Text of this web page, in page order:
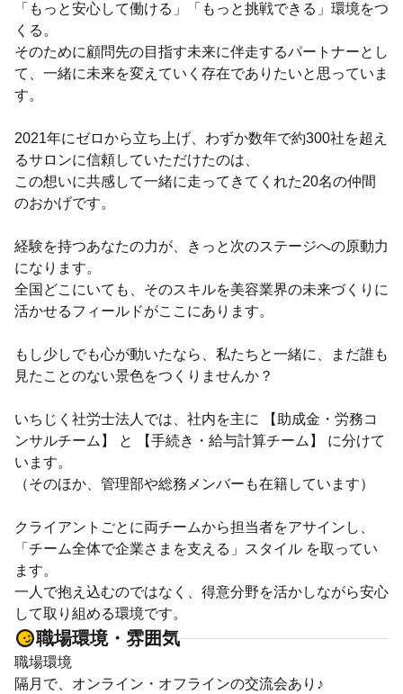
「もっと安心して働ける」「もっと挑戦できる」環境をつ
くる。
そのために顧問先の目指す未来に伴走するパートナーとし
て、一緒に未来を変えていく存在でありたいと思っていま
す。
2021年にゼロから立ち上げ、わずか数年で約300社を超え
るサロンに信頼していただけたのは、
この想いに共感して一緒に走ってきてくれた20名の仲間
のおかげです。
経験を持つあなたの力が、きっと次のステージへの原動力
になります。
全国どこにいても、そのスキルを美容業界の未来づくりに
活かせるフィールドがここにあります。
もし少しでも心が動いたなら、私たちと一緒に、まだ誰も
見たことのない景色をつくりませんか？
いちじく社労士法人では、社内を主に 【助成金・労務コ
ンサルチーム】 と 【手続き・給与計算チーム】 に分けて
います。
（そのほか、管理部や総務メンバーも在籍しています）
クライアントごとに両チームから担当者をアサインし、
「チーム全体で企業さまを支える」スタイル を取ってい
ます。
一人で抱え込むのではなく、得意分野を活かしながら安心
して取り組める環境です。
職場環境・雰囲気
職場環境
隔月で、オンライン・オフラインの交流会あり♪